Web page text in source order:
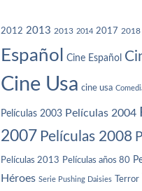
2012 2013 2013 2014 2017 2018
Español
Cine Español
Cine Usa cine usa
Películas 2003 Películas 2004
2007 Películas 2008
Películas 2013 Películas años 80
Héroes Serie Pushing Daisies Terror